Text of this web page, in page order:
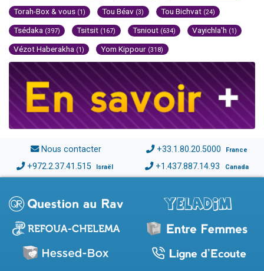
Torah-Box & vous (1) Tou Béav (3) Tou Bichvat (24)
Tsédaka (397) Tsitsit (167) Tsniout (634) Vayichla'h (1)
Vézot Haberakha (1) Yom Kippour (318)
Nous contacter +33.1.80.20.5000 France
+972.2.37.41.515 Israël +1.437.887.14.93 Canada